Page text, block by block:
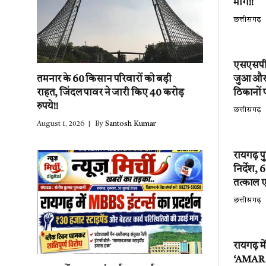
तमनार के 60 किसान परिवारों को बड़ी
राहत, जिंदल पावर ने जारी किए 40 करोड़
रुपये!!
August 1, 2026 By Santosh Kumar
मांग!!
छत्तीसगढ़
जुआ और
ठिकानों
छत्तीसगढ़
रायगढ़
निर्देश,
तत्काल
छत्तीसगढ़
रायगढ़
‘AMAR